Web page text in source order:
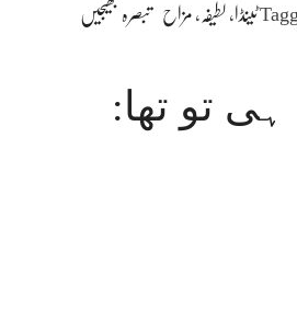
ٹینڈا، لطیفہ ، مزاح تبصرہ بھیجیں
تو تھا: